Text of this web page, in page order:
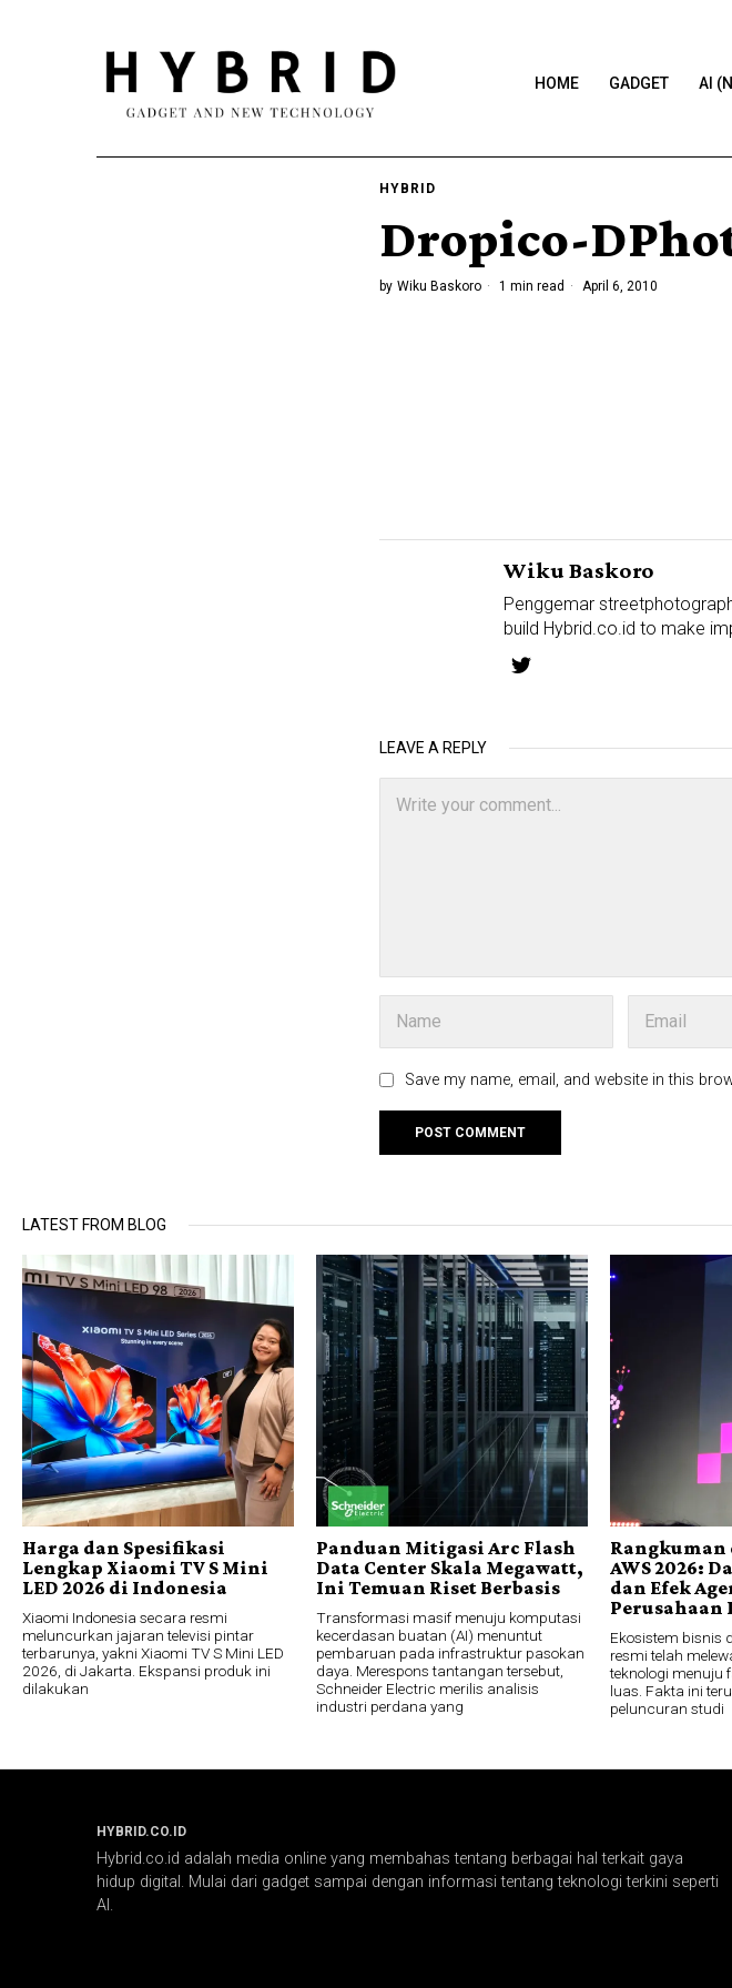
HOME GADGET AI
HYBRID
Dropico-
by Wiku Baskoro 1 min read April 6, 2010
Wiku Baskoro
Penggemar
build Hybrid.co.id to make
LEAVE A REPLY
Save my name, email, and website in this
LATEST FROM BLOG
Harga dan Spesifikasi
Lengkap Xiaomi TV S Mini
LED 2026 di Indonesia
Xiaomi Indonesia secara resmi
meluncurkan jajaran televisi pintar
terbarunya, yakni Xiaomi TV S Mini LED
2026, di Jakarta. Ekspansi produk ini
dilakukan
Panduan Mitigasi Arc Flash
Data Center Skala Megawatt,
Ini Temuan Riset Berbasis
Transformasi masif menuju komputasi
kecerdasan buatan (AI) menuntut
pembaruan pada infrastruktur pasokan
daya. Merespons tantangan tersebut,
Schneider Electric merilis analisis
industri perdana yang
AWS 2026:
dan Efek
Perusahaan
Ekosistem bisnis
resmi telah
teknologi menuju
luas. Fakta ini
peluncuran studi
HYBRID.CO.ID
Hybrid.co.id adalah media online yang membahas tentang berbagai hal terkait gaya
hidup digital. Mulai dari gadget sampai dengan informasi tentang teknologi terkini seperti
AI.